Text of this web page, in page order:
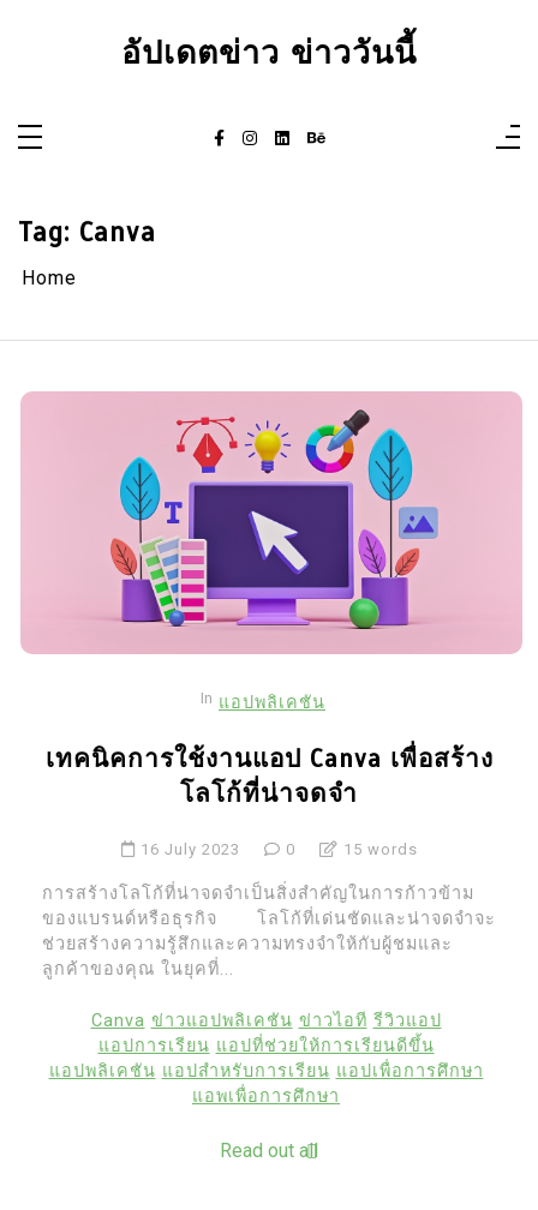
อัปเดตข่าว ข่าววันนี้
Tag: Canva
Home
In แอปพลิเคชัน
เทคนิคการใช้งานแอป Canva เพื่อสร้าง
โลโก้ที่น่าจดจำ
16 July 2023 0 15 words
การสร้างโลโก้ที่น่าจดจำเป็นสิ่งสำคัญในการก้าวข้าม
ของแบรนด์หรือธุรกิจ โลโก้ที่เด่นชัดและน่าจดจำจะ
ช่วยสร้างความรู้สึกและความทรงจำให้กับผู้ชมและ
ลูกค้าของคุณ ในยุคที่...
Canva ข่าวแอปพลิเคชัน ข่าวไอที รีวิวแอป
แอปการเรียน แอปที่ช่วยให้การเรียนดีขึ้น
แอปพลิเคชัน แอปสำหรับการเรียน แอปเพื่อการศึกษา
แอพเพื่อการศึกษา
Read out all